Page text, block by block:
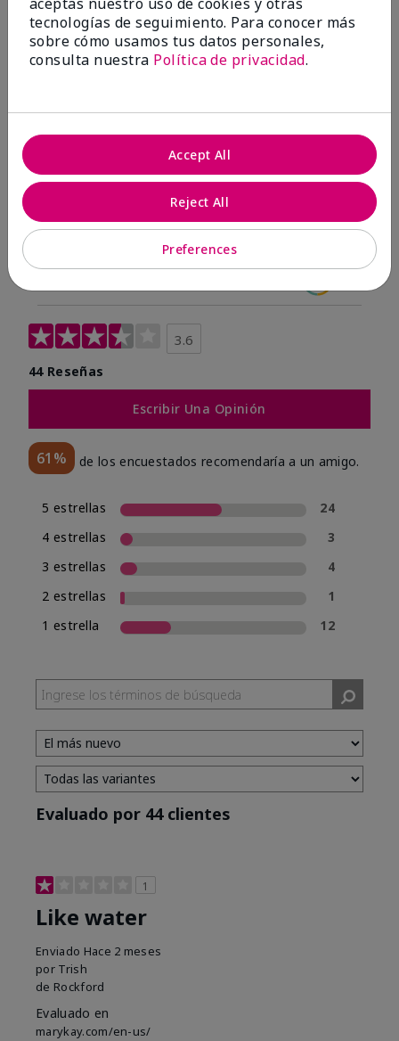
OPINIONES
3.6
44 Reseñas
Escribir Una Opinión
61% de los encuestados recomendaría a un amigo.
5 estrellas
24
4 estrellas
3
3 estrellas
4
2 estrellas
1
1 estrella
12
Evaluado por 44 clientes
1
Like water
Enviado Hace 2 meses
por Trish
de Rockford
Evaluado en
marykay.com/en-us/
tecnologías de seguimiento. Para conocer más
sobre cómo usamos tus datos personales,
consulta nuestra Política de privacidad.
Preferences
Reject All
Accept All